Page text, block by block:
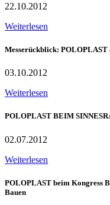
22.10.2012
Weiterlesen
Messerückblick:
03.10.2012
Weiterlesen
POLOPLAST BEIM
02.07.2012
Weiterlesen
POLOPLAST beim Kongress
Bauen